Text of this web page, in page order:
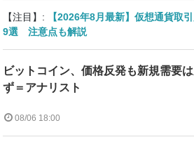
【注目】:
【2026年8月最新】仮想通貨取
9選 注意点も解説
ビットコイン、価格反発も新規需要
ず＝アナリスト
08/06 18:00